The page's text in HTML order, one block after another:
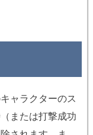
ャラクターのス
または打撃成功